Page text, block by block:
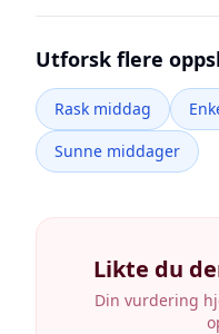
Utforsk flere
Rask middag
Sunne middager
Likte du
Din vurdering